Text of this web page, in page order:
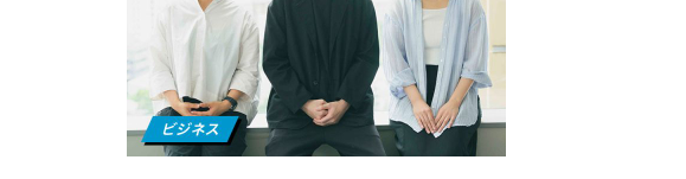
#エンタメ業界のちょっといい話
#サステナブルな取り組み #スタッフが語る